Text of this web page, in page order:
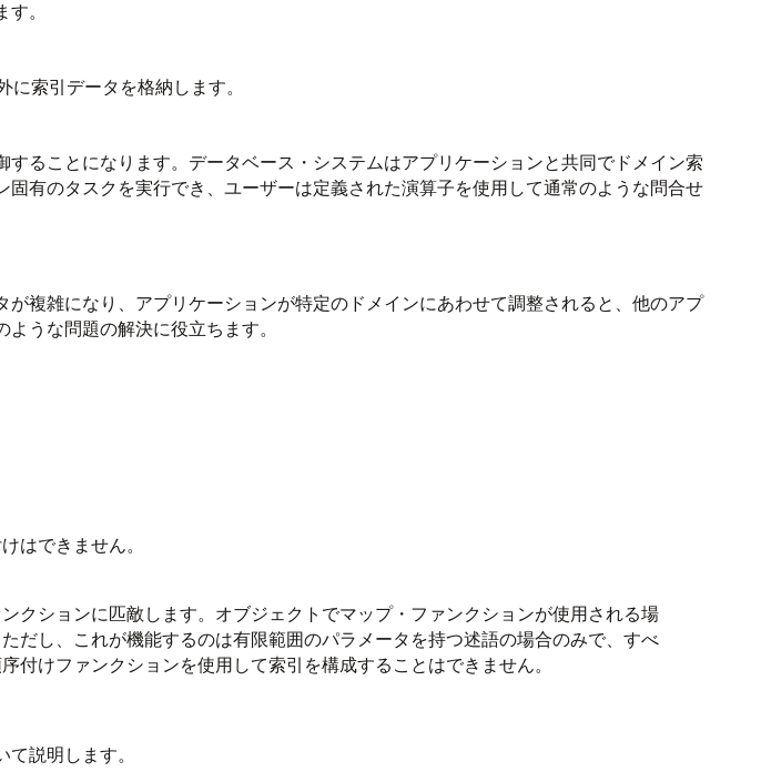
。
索引データを格納します。
ることになります。データベース・システムはアプリケーションと共同でドメイン索
有のタスクを実行でき、ユーザーは定義された演算子を使用して通常のような問合せ
複雑になり、アプリケーションが特定のドメインにあわせて調整されると、他のアプ
うな問題の解決に役立ちます。
はできません。
クションに匹敵します。オブジェクトでマップ・ファンクションが使用される場
だし、これが機能するのは有限範囲のパラメータを持つ述語の場合のみで、すべ
けファンクションを使用して索引を構成することはできません。
説明します。